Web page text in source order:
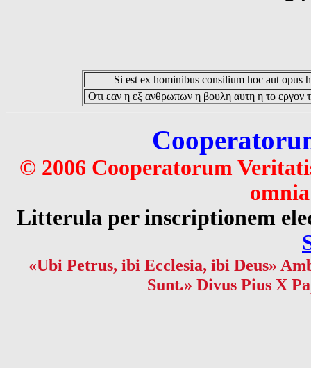
Si est ex hominibus consilium hoc aut opus
Οτι εαν η εξ ανθρωπων η βουλη αυτη η το εργον
© 2006 Cooperatorum
Litterula per inscriptionem
«Ubi Petrus, ibi Ecclesia, ibi Deus»
Sunt.» Divus Pius X